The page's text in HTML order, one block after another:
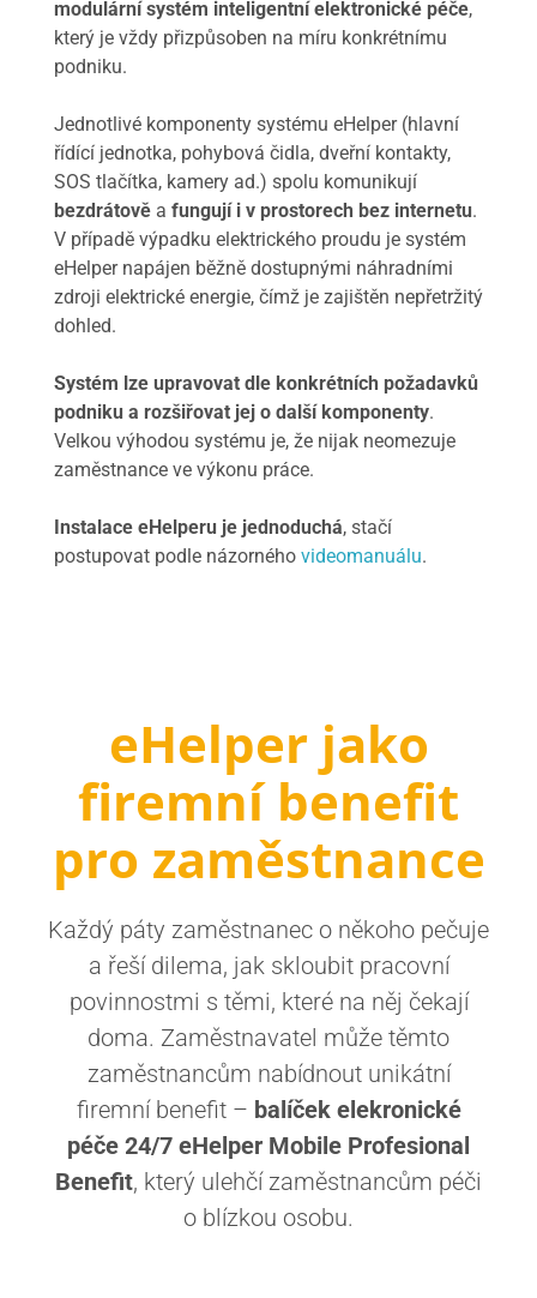
modulární systém inteligentní elektronické péče,
který je vždy přizpůsoben na míru konkrétnímu
podniku.
Jednotlivé komponenty systému eHelper (hlavní
řídící jednotka, pohybová čidla, dveřní kontakty,
SOS tlačítka, kamery ad.) spolu komunikují
bezdrátově a fungují i v prostorech bez internetu.
V případě výpadku elektrického proudu je systém
eHelper napájen běžně dostupnými náhradními
zdroji elektrické energie, čímž je zajištěn nepřetržitý
dohled.
Systém lze upravovat dle konkrétních požadavků
podniku a rozšiřovat jej o další komponenty.
Velkou výhodou systému je, že nijak neomezuje
zaměstnance ve výkonu práce.
Instalace eHelperu je jednoduchá, stačí
postupovat podle názorného videomanuálu.
eHelper jako
firemní benefit
pro zaměstnance
Každý páty zaměstnanec o někoho pečuje
a řeší dilema, jak skloubit pracovní
povinnostmi s těmi, které na něj čekají
doma. Zaměstnavatel může těmto
zaměstnancům nabídnout unikátní
firemní benefit – balíček elekronické
péče 24/7 eHelper Mobile Profesional
Benefit, který ulehčí zaměstnancům péči
o blízkou osobu.